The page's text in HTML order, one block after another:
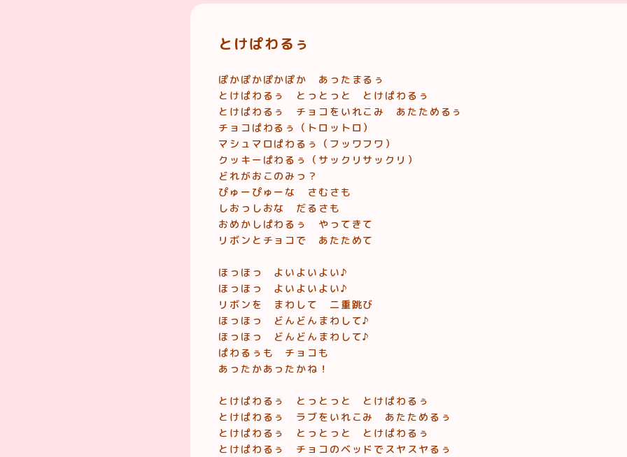
とけぱわるぅ
ぽかぽかぽかぽか あったまるぅ
とけぱわるぅ とっとっと とけぱわるぅ
とけぱわるぅ チョコをいれこみ あたためるぅ
チョコぱわるぅ（トロットロ）
マシュマロぱわるぅ（フッワフワ）
クッキーぱわるぅ（サックリサックリ）
どれがおこのみっ？
ぴゅーぴゅーな さむさも
しおっしおな だるさも
おめかしぱわるぅ やってきて
リボンとチョコで あたためて
ほっほっ よいよいよい♪
ほっほっ よいよいよい♪
リボンを まわして 二重跳び
ほっほっ どんどんまわして♪
ほっほっ どんどんまわして♪
ぱわるぅも チョコも
あったかあったかね！
とけぱわるぅ とっとっと とけぱわるぅ
とけぱわるぅ ラブをいれこみ あたためるぅ
とけぱわるぅ とっとっと とけぱわるぅ
とけぱわるぅ チョコのベッドでスヤスヤるぅ